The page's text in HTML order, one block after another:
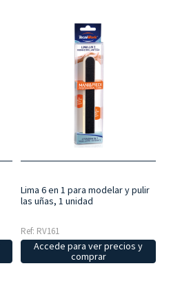
Lima 6 en 1 para modelar y pulir
las uñas, 1 unidad
Ref: RV161
Accede para ver precios y
comprar